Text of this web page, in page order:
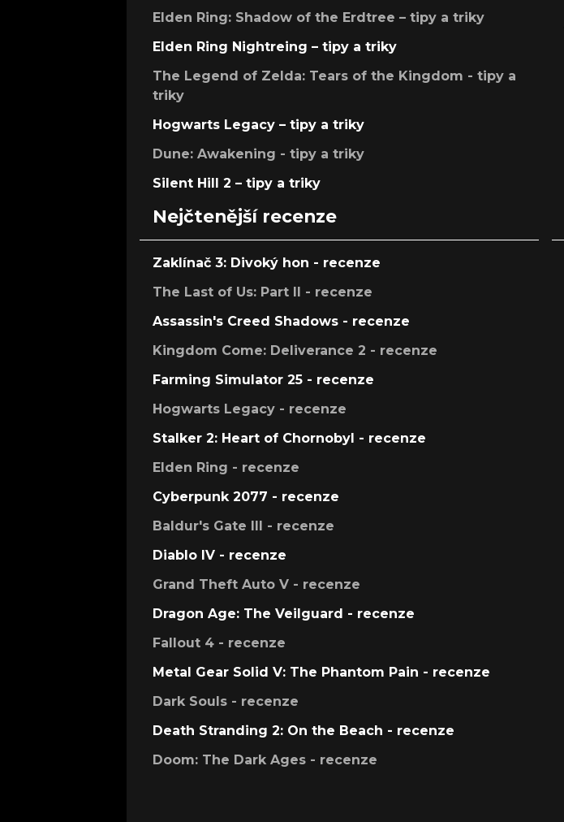
Elden Ring: Shadow of the Erdtree – tipy a triky
Elden Ring Nightreing – tipy a triky
The Legend of Zelda: Tears of the Kingdom - tipy a
triky
Hogwarts Legacy – tipy a triky
Dune: Awakening - tipy a triky
Silent Hill 2 – tipy a triky
Nejčtenější recenze
Zaklínač 3: Divoký hon - recenze
The Last of Us: Part II - recenze
Assassin's Creed Shadows - recenze
Kingdom Come: Deliverance 2 - recenze
Farming Simulator 25 - recenze
Hogwarts Legacy - recenze
Stalker 2: Heart of Chornobyl - recenze
Elden Ring - recenze
Cyberpunk 2077 - recenze
Baldur's Gate III - recenze
Diablo IV - recenze
Grand Theft Auto V - recenze
Dragon Age: The Veilguard - recenze
Fallout 4 - recenze
Metal Gear Solid V: The Phantom Pain - recenze
Dark Souls - recenze
Death Stranding 2: On the Beach - recenze
Doom: The Dark Ages - recenze